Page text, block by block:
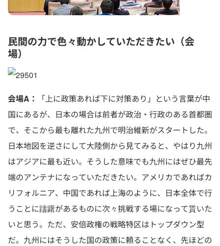
民間の力で色々動かしていただきたい（会
場）
会場A：
「上に政策あれば下に対策あり」という言葉が中
国にあるが、日本の場合は前者が政治・行政のある首都圏
で、そこから最も離れた九州で明治維新がスタートした。
日本地図を逆さにして大陸側から見てみると、やはり九州
はアジアに最も近い。そうした意味でも九州にはぜひ最先
端のアンテナになっていただきたい。アメリカであればカ
リフォルニア、中国であれば上海のように、日本全体で行
うことに躊躇があるものに次々挑戦する場になって貰いた
いと思う。ただ、安倍政権の戦略特区はトップダウン型
だ。九州にはそうした国の政策に頼ることなく、先ほどの